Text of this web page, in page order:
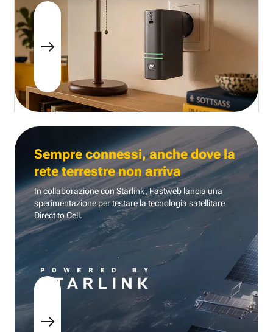
Sempre connessi, anche dove la
rete terrestre non arriva
In collaborazione con Starlink, Fastweb lancia una
sperimentazione per testare la tecnologia satellitare
Direct to Cell.